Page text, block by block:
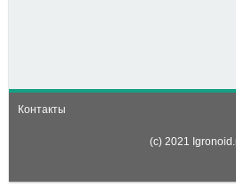
Контакты
(c) 2021